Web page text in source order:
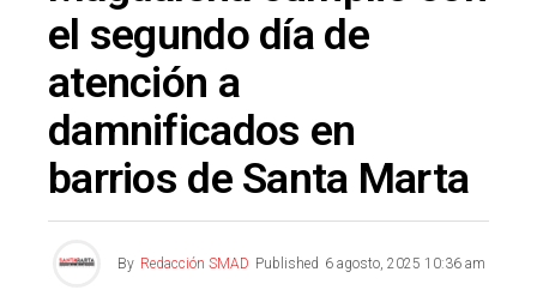
el segundo día de
atención a
damnificados en
barrios de Santa Marta
By Redacción SMAD Published 6 agosto, 2025 10:36 am